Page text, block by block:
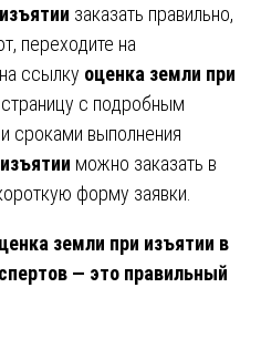
заказать правильно,
переходите на
ссылку оценка земли при
с подробным
сроками выполнения
можно заказать в
форму заявки.
земли при изъятии в
— это правильный